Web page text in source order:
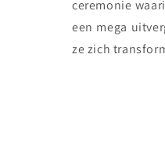
ceremonie
een mega
ze zich